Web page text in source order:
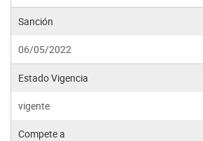
Sanción
06/05/2022
Estado Vigencia
vigente
Compete a